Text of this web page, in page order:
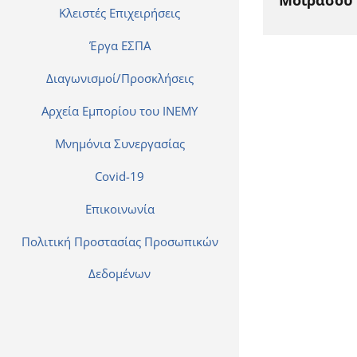
Κλειστές Επιχειρήσεις
Έργα ΕΣΠΑ
Διαγωνισμοί/Προσκλήσεις
Αρχεία Εμπορίου του ΙΝΕΜΥ
Μνημόνια Συνεργασίας
Covid-19
Επικοινωνία
Πολιτική Προστασίας Προσωπικών
Δεδομένων